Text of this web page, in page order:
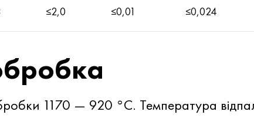
≤2,0 ≤0,01 ≤0,024
1170 — 920 °C. Температура